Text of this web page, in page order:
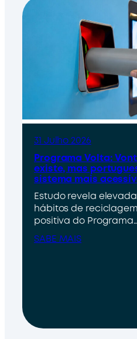
31 Julho 2026
Programa Volta:
existe, mas
sistema mais
Estudo revela
hábitos de
positiva do Programa…
SABE MAIS